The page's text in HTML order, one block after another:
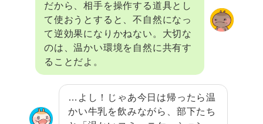
だから、相手を操作する道具とし
て使おうとすると、不自然になっ
て逆効果になりかねない。大切な
のは、温かい環境を自然に共有す
ることだよ。
…よし！じゃあ今日は帰ったら温
かい牛乳を飲みながら、部下たち